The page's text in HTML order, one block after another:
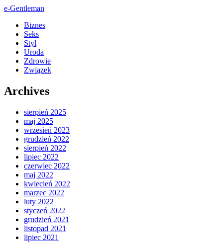
e-Gentleman
Biznes
Seks
Styl
Uroda
Zdrowie
Związek
Archives
sierpień 2025
maj 2025
wrzesień 2023
grudzień 2022
sierpień 2022
lipiec 2022
czerwiec 2022
maj 2022
kwiecień 2022
marzec 2022
luty 2022
styczeń 2022
grudzień 2021
listopad 2021
lipiec 2021